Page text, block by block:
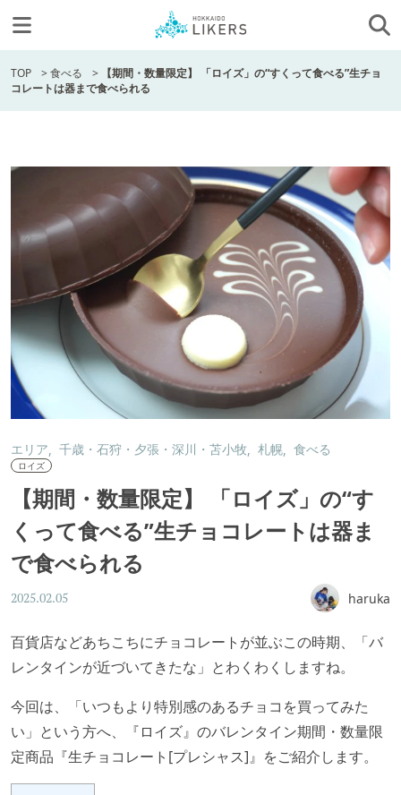
TOP >食べる > 【期間・数量限定】 「ロイズ」の“すくって食べる”生チョ
コレートは器まで食べられる
エリア 千歳・石狩・夕張・深川・苫小牧 札幌 食べる
ロイズ
【期間・数量限定】 「ロイズ」の“す
くって食べる”生チョコレートは器ま
で食べられる
2025.02.05 haruka
百貨店などあちこちにチョコレートが並ぶこの時期、「バ
レンタインが近づいてきたな」とわくわくしますね。
今回は、「いつもより特別感のあるチョコを買ってみた
い」という方へ、『ロイズ』のバレンタイン期間・数量限
定商品『生チョコレート[プレシャス]』をご紹介します。